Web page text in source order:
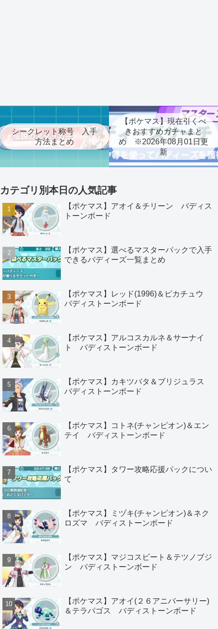
シークレット称号 入手
方法まとめ
【ポケマス】現在引くべ
きおすすめガチャまと
め ※2026年08月01日更
新
カテゴリ別本日の人気記事
【ポケマス】アオイ＆チリーン バディス
トーンボード
【ポケマス】選べるマスターパックで入手
できるバディーズ一覧まとめ
【ポケマス】レッド(1996)＆ピカチュウ
バディストーンボード
【ポケマス】アルコスカルネ＆サーナイ
ト バディストーンボード
【ポケマス】カキツバタ＆ブリジュラス
バディストーンボード
【ポケマス】コトネ(チャンピオン)＆エン
テイ バディストーンボード
【ポケマス】タワー攻略応援パックについ
て
【ポケマス】ミヅキ(チャンピオン)＆ネク
ロズマ バディストーンボード
【ポケマス】マジコスビート＆テツノブジ
ン バディストーンボード
【ポケマス】アオイ(２６アニバーサリー)
＆テラパゴス バディストーンボード